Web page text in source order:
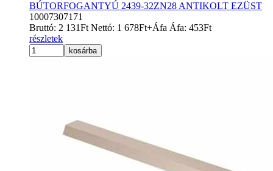
BÚTORFOGANTYÚ 2439-32ZN28 ANTIKOLT EZÜST
10007307171
Bruttó: 2 131Ft Nettó: 1 678Ft+Áfa Áfa: 453Ft
részletek
kosárba